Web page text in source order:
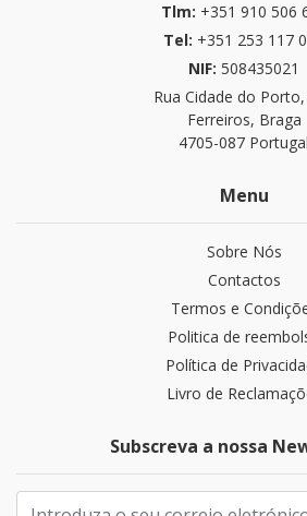
Tlm: +351 910 506
Tel: +351 253 117
NIF: 508435021
Rua Cidade do
Ferreiros, Braga
4705-087 Portugal
Menu
Sobre Nós
Contactos
Termos e
Politica de
Política de
Livro de
Subscreva a nossa